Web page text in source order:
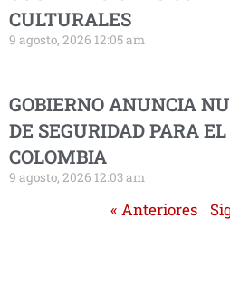
CULTURALES
9 agosto, 2026 12:05 am
GOBIERNO ANUNCIA
DE SEGURIDAD PARA
COLOMBIA
9 agosto, 2026 12:03 am
« Anteriores